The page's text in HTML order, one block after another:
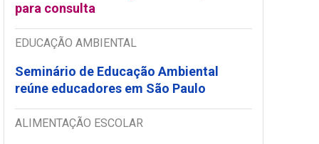
para consulta
EDUCAÇÃO AMBIENTAL
Seminário de Educação Ambiental
reúne educadores em São Paulo
ALIMENTAÇÃO ESCOLAR